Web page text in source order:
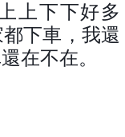
上下下好多
下車，我還
在不在。